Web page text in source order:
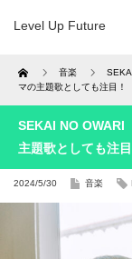
Level Up Future
Home 音楽
マの主題歌としても注目！
SEKAI NO OWARI
主題歌としても注目
2024/5/30 音楽